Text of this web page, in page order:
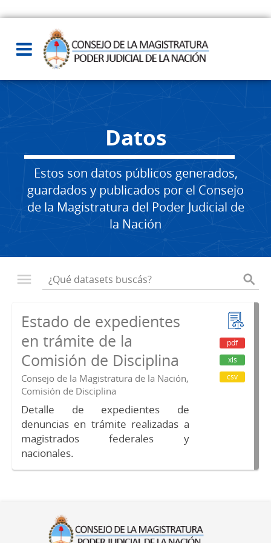
Datos
Estos son datos públicos generados,
guardados y publicados por el Consejo
de la Magistratura del Poder Judicial de
la Nación
Estado de expedientes
en trámite de la
Comisión de Disciplina
Consejo de la Magistratura de la Nación,
Comisión de Disciplina
Detalle de expedientes de
denuncias en trámite realizadas a
magistrados federales y
nacionales.
pdf
xls
csv